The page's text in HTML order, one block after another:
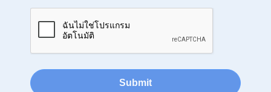
Submit